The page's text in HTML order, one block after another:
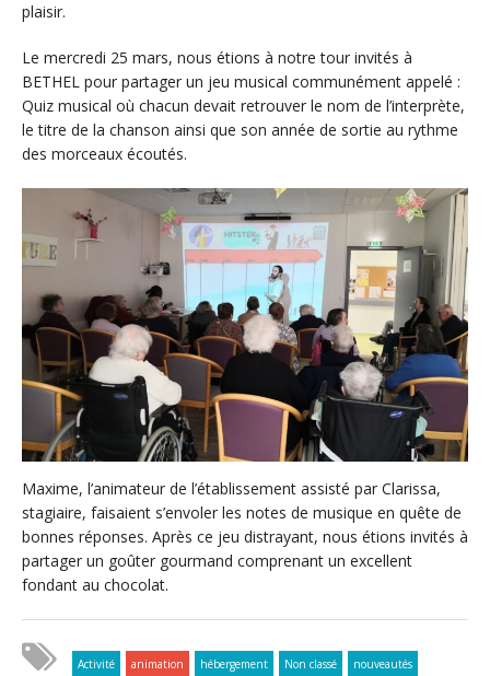
plaisir.
Le mercredi 25 mars, nous étions à notre tour invités à
BETHEL pour partager un jeu musical communément appelé :
Quiz musical où chacun devait retrouver le nom de l’interprète,
le titre de la chanson ainsi que son année de sortie au rythme
des morceaux écoutés.
Maxime, l’animateur de l’établissement assisté par Clarissa,
stagiaire, faisaient s’envoler les notes de musique en quête de
bonnes réponses. Après ce jeu distrayant, nous étions invités à
partager un goûter gourmand comprenant un excellent
fondant au chocolat.
Activité animation hébergement Non classé nouveautés